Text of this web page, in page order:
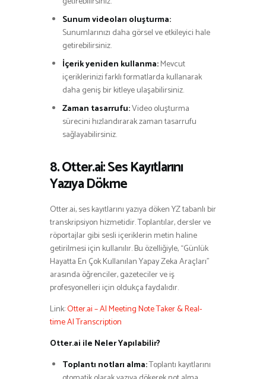
Sunum videoları oluşturma:
Sunumlarınızı daha görsel ve etkileyici hale
getirebilirsiniz.
İçerik yeniden kullanma:Mevcut
içeriklerinizi farklı formatlarda kullanarak
daha geniş bir kitleye ulaşabilirsiniz.
Zaman tasarrufu:Video oluşturma
sürecini hızlandırarak zaman tasarrufu
sağlayabilirsiniz.
8. Otter.ai: Ses Kayıtlarını
Yazıya Dökme
Otter.ai, ses kayıtlarını yazıya döken YZ tabanlı bir
transkripsiyon hizmetidir. Toplantılar, dersler ve
röportajlar gibi sesli içeriklerin metin haline
getirilmesi için kullanılır. Bu özelliğiyle, “Günlük
Hayatta En Çok Kullanılan Yapay Zeka Araçları”
arasında öğrenciler, gazeteciler ve iş
profesyonelleri için oldukça faydalıdır.
Link:Otter.ai – AI Meeting Note Taker & Real-
time AI Transcription
Otter.ai ile Neler Yapılabilir?
Toplantı notları alma:Toplantı kayıtlarını